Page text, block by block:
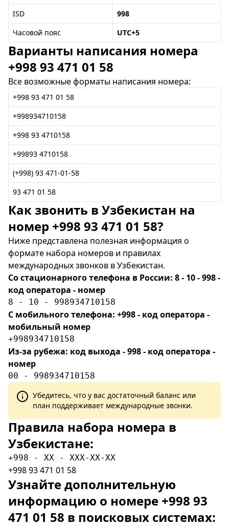
ISD
998
Часовой пояс
UTC+5
Варианты написания номера
+998 93 471 01 58
Все возможные форматы написания номера:
+998 93 471 01 58
+998934710158
+998 93 4710158
+99893 4710158
(+998) 93 471-01-58
93 471 01 58
Как звонить в Узбекистан на
номер +998 93 471 01 58?
Ниже представлена полезная информация о
формате набора номеров и правилах
международных звонков в Узбекистан.
Со стационарного телефона в России: 8 - 10 - 998 -
код оператора - номер
8 - 10 - 998934710158
С мобильного телефона: +998 - код оператора -
мобильный номер
+998934710158
Из-за рубежа: код выхода - 998 - код оператора -
номер
00 - 998934710158
Убедитесь, что у вас достаточный баланс или
план поддерживает международные звонки.
Правила набора номера в
Узбекистане:
+998 - XX - XXX-XX-XX
+998 93 471 01 58
Узнайте дополнительную
информацию о номере +998 93
471 01 58 в поисковых системах: